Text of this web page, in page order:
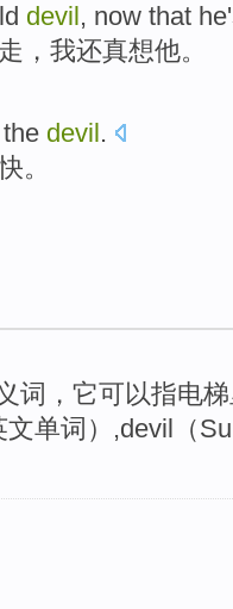
devil , now that he
， 我还真想他。
devil.
。
词，它可以指电
单词）,devil（